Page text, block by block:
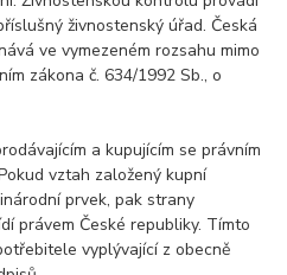
živnostenský úřad. Česká
ve vymezeném rozsahu mimo
zákona č. 634/1992 Sb., o
a kupujícím se právním
vztah založený kupní
prvek, pak strany
právem České republiky. Tímto
vyplývající z obecně